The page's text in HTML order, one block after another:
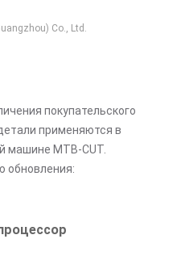
Co., Ltd.
покупательского
применяются в
машине MTB-CUT.
обновления: